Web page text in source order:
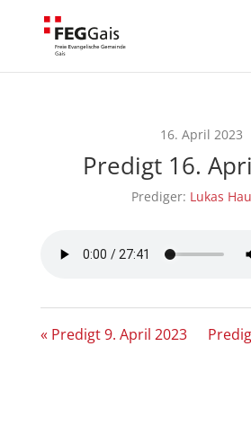
16. April 2023
Predigt 16.
Prediger: Lukas
« Predigt 9. April 2023